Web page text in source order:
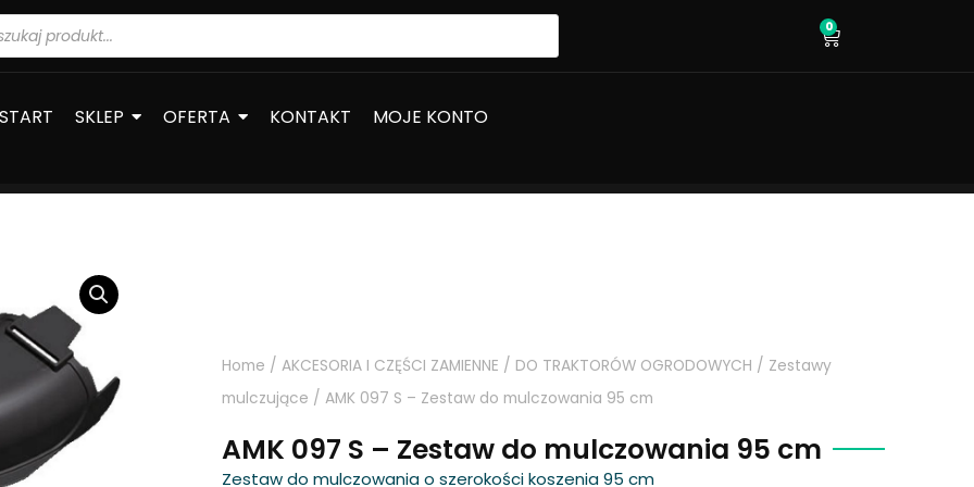
0 wózek
START SKLEP OFERTA KONTAKT MOJE KONTO
Home / AKCESORIA I CZĘŚCI ZAMIENNE / DO TRAKTORÓW OGRODOWYCH / Zestawy
mulczujące / AMK 097 S – Zestaw do mulczowania 95 cm
AMK 097 S – Zestaw do mulczowania 95 cm
Zestaw do mulczowania o szerokości koszenia 95 cm